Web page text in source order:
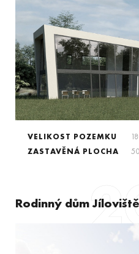
VELIKOST POZEMKU
ZASTAVĚNÁ PLOCHA
Rodinný dům Jíloviště